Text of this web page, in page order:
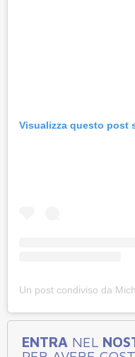
Visualizza questo post
ENTRA NEL